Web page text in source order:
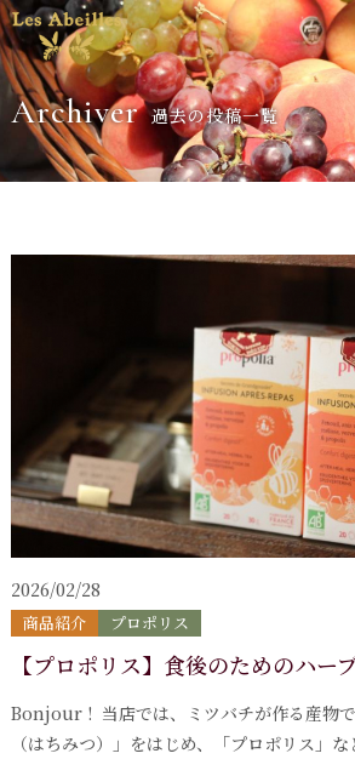
Archiver 過去の投稿一覧
2026/02/28
商品紹介 プロポリス
【プロポリス】食後のためのハー
Bonjour ! 当店では、ミツバチが作る産物
（はちみつ）」をはじめ、「プロポリス」